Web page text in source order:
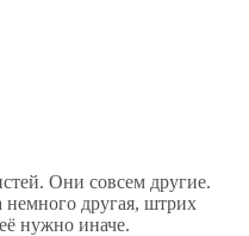
Они совсем другие.
другая, штрих
нужно иначе.